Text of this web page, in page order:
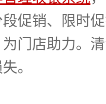
促销、限时
门店助力。
。